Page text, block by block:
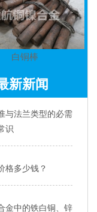
白铜棒
新新闻
与法兰类型的必需
识
格多少钱？
金中的铁白铜、锌